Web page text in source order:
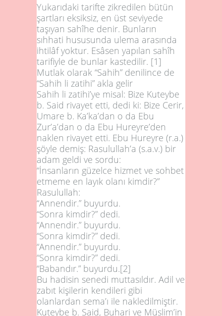
Yukarıdaki tarifte zikredilen bütün
şartları eksiksiz, en üst seviyede
taşıyan sahîhe denir. Bunların
sıhhati hususunda ulema arasında
ihtilâf yoktur. Esâsen yapılan sahîh
tarifiyle de bunlar kastedilir. [1]
Mutlak olarak “Sahih” denilince de
“Sahih li zatihi” akla gelir
Sahih li zatihi’ye misal: Bize Kuteybe
b. Said rivayet etti, dedi ki: Bize Cerir,
Umare b. Ka’ka’dan o da Ebu
Zur’a’dan o da Ebu Hureyre’den
naklen rivayet etti. Ebu Hureyre (r.a.)
şöyle demiş: Rasulullah’a (s.a.v.) bir
adam geldi ve sordu:
“İnsanların güzelce hizmet ve sohbet
etmeme en layık olanı kimdir?”
Rasulullah:
“Annendir.” buyurdu.
“Sonra kimdir?” dedi.
“Annendir.” buyurdu.
“Sonra kimdir?” dedi.
“Annendir.” buyurdu.
“Sonra kimdir?” dedi.
“Babandır.” buyurdu.[2]
Bu hadisin senedi muttasıldır. Adil ve
zabıt kişilerin kendileri gibi
olanlardan sema’ı ile nakledilmiştir.
Kuteybe b. Said, Buhari ve Müslim’in